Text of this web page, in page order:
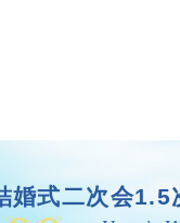
式二次会1.5